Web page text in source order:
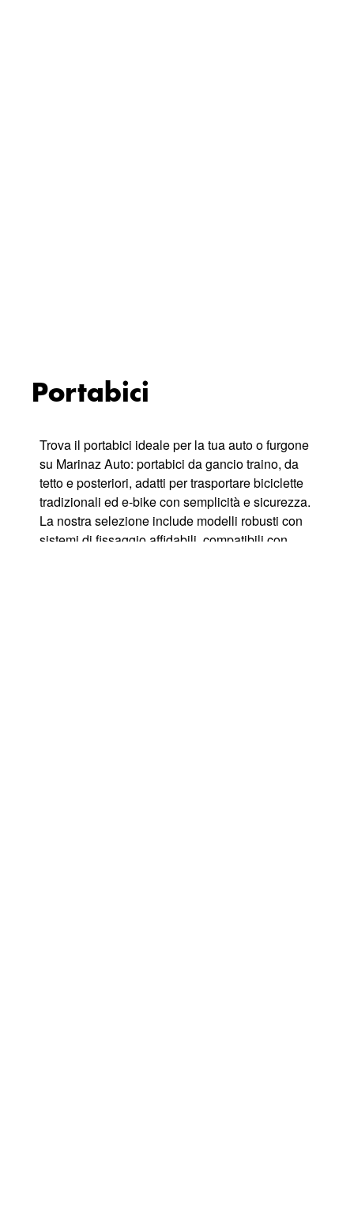
Portabici
Trova il portabici ideale per la tua auto o furgone
su Marinaz Auto: portabici da gancio traino, da
tetto e posteriori, adatti per trasportare biciclette
tradizionali ed e-bike con semplicità e sicurezza.
La nostra selezione include modelli robusti con
sistemi di fissaggio affidabili, compatibili con